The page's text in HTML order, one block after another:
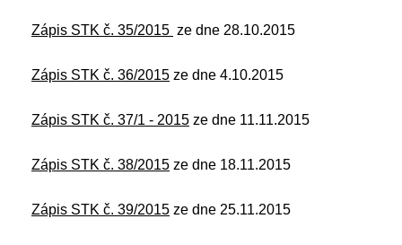
Zápis STK č. 35/2015 ze dne 28.10.2015
Zápis STK č. 36/2015 ze dne 4.10.2015
Zápis STK č. 37/1 - 2015 ze dne 11.11.2015
Zápis STK č. 38/2015 ze dne 18.11.2015
Zápis STK č. 39/2015 ze dne 25.11.2015